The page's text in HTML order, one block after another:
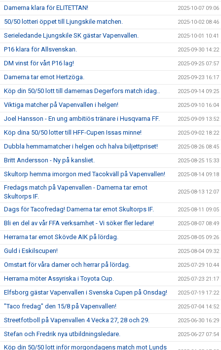
Damerna klara för ELITETTAN! 2025-10-07 09:06
50/50 lotteri öppet till Ljungskile matchen. 2025-10-02 08:46
Serieledande Ljungskile SK gästar Vapenvallen. 2025-10-01 10:41
P16 klara för Allsvenskan. 2025-09-30 14:22
DM vinst för vårt P16 lag! 2025-09-25 07:57
Damerna tar emot Hertzöga. 2025-09-23 16:17
Köp din 50/50 lott till damernas Degerfors match idag.. 2025-09-14 09:25
Viktiga matcher på Vapenvallen i helgen! 2025-09-10 16:04
Joel Hansson - En ung ambitiös tränare i Husqvarna FF. 2025-09-09 13:52
Köp dina 50/50 lotter till HFF-Cupen Issas minne! 2025-09-02 18:22
Dubbla hemmamatcher i helgen och halva biljettpriset! 2025-08-26 08:45
Britt Andersson - Ny på kansliet. 2025-08-25 15:33
Skultorp hemma imorgon med Tacokväll på Vapenvallen! 2025-08-14 09:18
Fredags match på Vapenvallen - Damerna tar emot
Skultorps IF.
2025-08-13 12:07
Dags för Tacofredag! Damerna tar emot Skultorps IF. 2025-08-11 09:05
Bli en del av vår FFA verksamhet - Vi söker fler ledare! 2025-08-07 08:49
Herrarna tar emot Skövde AIK på lördag. 2025-08-05 09:26
Guld i Eskilscupen! 2025-08-04 09:32
Omstart för våra damer och herrar på lördag. 2025-07-29 10:44
Herrarna möter Assyriska i Toyota Cup. 2025-07-23 21:17
Elfsborg gästar Vapenvallen i Svenska Cupen på Onsdag! 2025-07-19 17:22
"Taco fredag" den 15/8 på Vapenvallen! 2025-07-04 14:52
Streetfotboll på Vapenvallen 4 Vecka 27, 28 och 29. 2025-06-30 16:29
Stefan och Fredrik nya utbildningsledare. 2025-06-27 07:54
Köp din 50/50 lott inför morgondagens match mot Lunds